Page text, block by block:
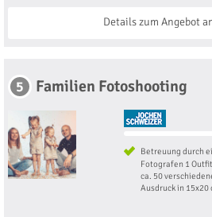
Details zum Angebot
5 Familien Fotoshooting
Betreuung durch
Fotografen 1
ca. 50
Ausdruck in 15x20